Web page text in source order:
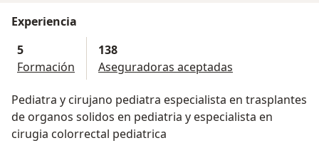
Experiencia
5
Formación
138
Aseguradoras aceptadas
Pediatra y cirujano pediatra especialista en trasplantes
de organos solidos en pediatria y especialista en
cirugia colorrectal pediatrica